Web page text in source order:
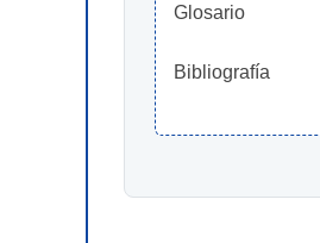
Glosario
Bibliografía